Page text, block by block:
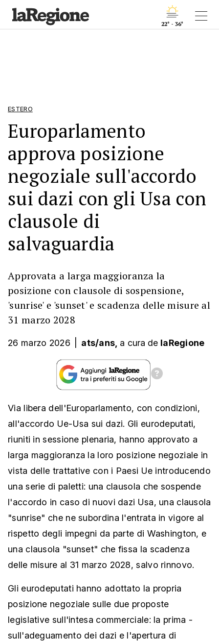
22° - 36°
ESTERO
Europarlamento
approva posizione
negoziale sull'accordo
sui dazi con gli Usa con
clausole di
salvaguardia
Approvata a larga maggioranza la
posizione con clausole di sospensione,
'sunrise' e 'sunset' e scadenza delle misure al
31 marzo 2028
26 marzo 2026 ats/ans, a cura de laRegione
Via libera dell'Europarlamento, con condizioni,
all'accordo Ue-Usa sui dazi. Gli eurodeputati,
riuniti in sessione plenaria, hanno approvato a
larga maggioranza la loro posizione negoziale in
vista delle trattative con i Paesi Ue introducendo
una serie di paletti: una clausola che sospende
l'accordo in caso di nuovi dazi Usa, una clausola
"sunrise" che ne subordina l'entrata in vigore al
rispetto degli impegni da parte di Washington, e
una clausola "sunset" che fissa la scadenza
delle misure al 31 marzo 2028, salvo rinnovo.
Gli eurodeputati hanno adottato la propria
posizione negoziale sulle due proposte
legislative sull'intesa commerciale: la prima -
sull'adeguamento dei dazi e l'apertura di